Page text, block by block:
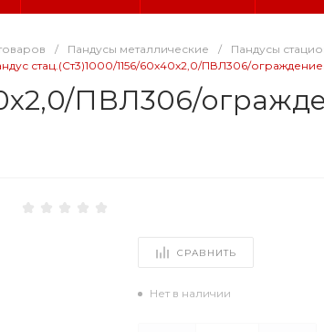
/ Пандусы металлические / Пандусы
стац.(Ст3)1000/1156/60х40х2,0/ПВЛ306/
ПВЛ306/
СРАВНИТЬ
Нет в наличии